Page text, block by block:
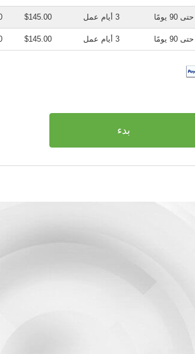
حتى 90 يومًا 3 أيام عمل $145.00
حتى 90 يومًا 3 أيام عمل $145.00
بدء